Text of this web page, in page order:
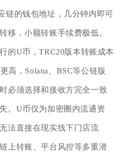
链的钱包地址，几分钟内即可
移，小额转账手续费极低。
的U币，TRC20版本转账成本
高，Solana、BSC等公链版
必须选择和接收方完全一致
。U币仅为加密圈内流通资
法直接在现实线下门店流
上转账、平台风控等多重潜